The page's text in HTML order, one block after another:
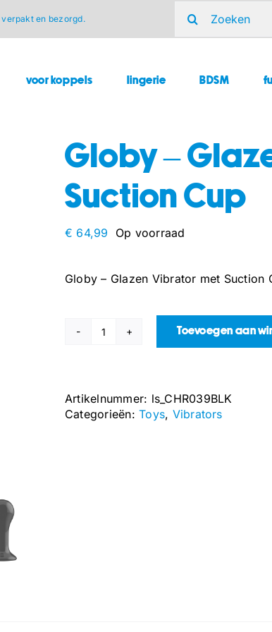
verpakt en bezorgd.
naar:
voor koppels lingerie BDSM
Globy –
Suction Cup
€ 64,99 Op voorraad
Globy – Glazen Vibrator met Suction
Globy
met
Suction
Toevoegen aan
Artikelnummer: ls_CHR039BLK
Categorieën:Toys, Vibrators